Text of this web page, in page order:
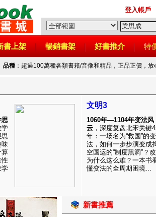
登入帳戶
書上架 暢銷書架 好書推介 特
品種 ：超過100萬種各類書籍/音像和精品，正品正價，
思
学
味
算
学
文明3
1060年—1104年变法风
云 ，深度复盘北宋关键
年：一场名为“救国”的变
法，如何一步步演变成
空国运的“制度黑洞”？
为什么这么难？一本书
懂变法的全周期困境...
新書推薦